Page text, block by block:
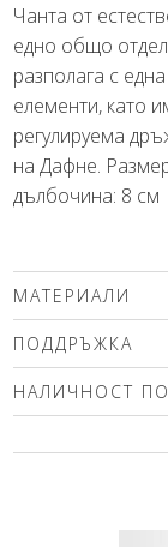
Чанта от
едно общо
разполага с
елементи, като
регулируема
на Дафне.
дълбочина: 8 см
МАТЕРИАЛИ
подплата 100%
ПОДДРЪЖКА
НАЛИЧНОСТ